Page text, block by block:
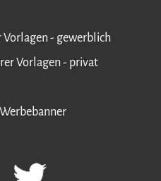
Vorlagen - gewerblich
Vorlagen - privat